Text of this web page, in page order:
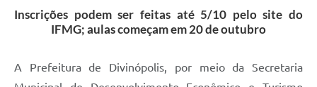
Inscrições podem ser feitas até 5/10 pelo site do
IFMG; aulas começam em 20 de outubro
A Prefeitura de Divinópolis, por meio da Secretaria